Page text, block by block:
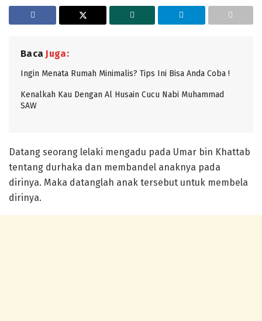
Baca Juga:
Ingin Menata Rumah Minimalis? Tips Ini Bisa Anda Coba !
Kenalkah Kau Dengan Al Husain Cucu Nabi Muhammad
SAW
Datang seorang lelaki mengadu pada Umar bin Khattab
tentang durhaka dan membandel anaknya pada
dirinya. Maka datanglah anak tersebut untuk membela
dirinya.